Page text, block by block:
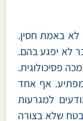
באמת חסין.
לא יפגע בהם.
פסיכולוגית.
אף אחד
למגרעות
בטח שלא בצורה